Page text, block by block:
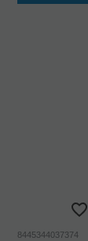
8445344037374